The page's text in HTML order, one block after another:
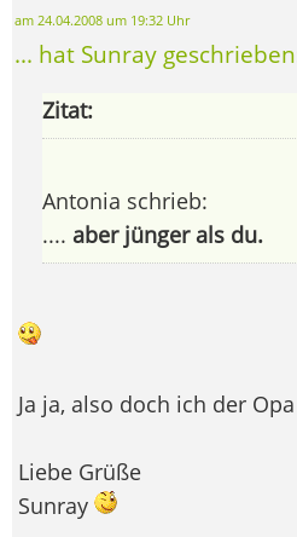
am 24.04.2008 um 19:32 Uhr
... hat Sunray
Zitat:
Antonia schrieb:
.... aber jünger als du.
Ja ja, also doch ich der Opa
Liebe Grüße
Sunray